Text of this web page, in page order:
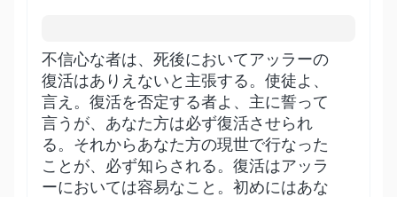
不信心な者は、死後においてアッラーの
復活はありえないと主張する。使徒よ、
言え。復活を否定する者よ、主に誓って
言うが、あなた方は必ず復活させられ
る。それからあなた方の現世で行なった
ことが、必ず知らされる。復活はアッラ
ーにおいては容易なこと。初めにはあな